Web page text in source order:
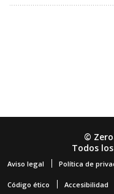
©
Todos
Aviso legal Política de
Código ético Accesibilidad